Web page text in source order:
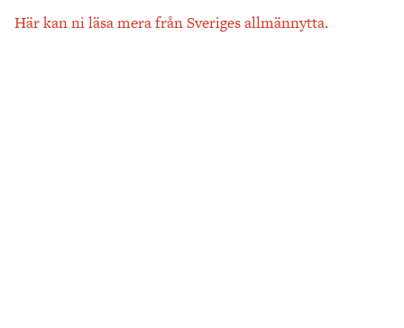
Här kan ni läsa mera från Sveriges allmännytta.